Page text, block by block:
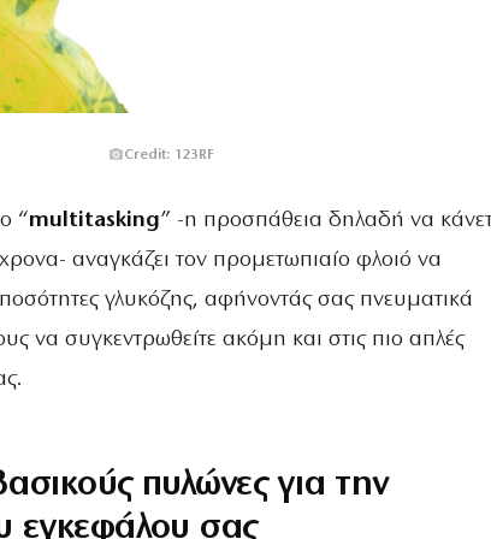
Credit: 123RF
“multitasking” -η προσπάθεια δηλαδή να
αναγκάζει τον προμετωπιαίο φλοιό να
γλυκόζης, αφήνοντάς σας πνευματικά
να συγκεντρωθείτε ακόμη και στις πιο απλές
πυλώνες για την
εγκεφάλου σας